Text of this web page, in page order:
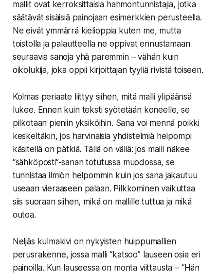
mallit ovat kerroksittaisia hahmontunnistajia, jotka
säätävät sisäisiä painojaan esimerkkien perusteella.
Ne eivät ymmärrä kielioppia kuten me, mutta
toistolla ja palautteella ne oppivat ennustamaan
seuraavia sanoja yhä paremmin – vähän kuin
oikolukija, joka oppii kirjoittajan tyyliä rivistä toiseen.
Kolmas periaate liittyy siihen, mitä malli ylipäänsä
lukee. Ennen kuin teksti syötetään koneelle, se
pilkotaan pieniin yksiköihin. Sana voi mennä poikki
keskeltäkin, jos harvinaisia yhdistelmiä helpompi
käsitellä on pätkiä. Tällä on väliä: jos malli näkee
“sähköposti”-sanan totutussa muodossa, se
tunnistaa ilmiön helpommin kuin jos sana jakautuu
useaan vieraaseen palaan. Pilkkominen vaikuttaa
siis suoraan siihen, mikä on mallille tuttua ja mikä
outoa.
Neljäs kulmakivi on nykyisten huippumallien
perusrakenne, jossa malli “katsoo” lauseen osia eri
painoilla. Kun lauseessa on monta viittausta – “Hän